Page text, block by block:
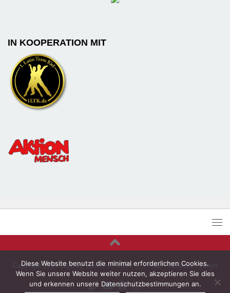
IN KOOPERATION MIT
Copyright 2014-2026 byTanzen in Kiel e.V.- Post - Telekom - Verein
Diese Website benutzt die minimal erforderlichen Cookies.
Wenn Sie unsere Website weiter nutzen, akzeptieren Sie dies
und erkennen unsere Datenschutzbestimmungen an.